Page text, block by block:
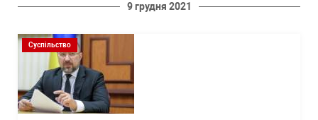
9 грудня 2021
Суспільство